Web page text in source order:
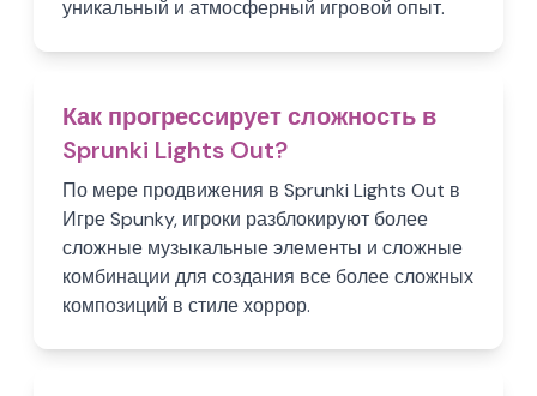
уникальный и атмосферный игровой опыт.
Как прогрессирует сложность в
Sprunki Lights Out?
По мере продвижения в Sprunki Lights Out в
Игре Spunky, игроки разблокируют более
сложные музыкальные элементы и сложные
комбинации для создания все более сложных
композиций в стиле хоррор.